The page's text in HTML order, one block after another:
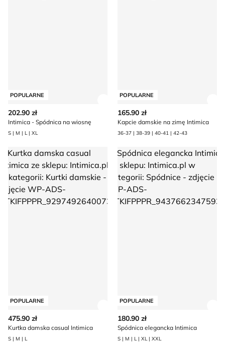
POPULARNE
202.90 zł
Intimica - Spódnica na wiosnę
S | M | L | XL
POPULARNE
165.90 zł
Kapcie damskie na zimę Intimica
36-37 | 38-39 | 40-41 | 42-43
damska casual Intimica
POPULARNE
475.90 zł
Kurtka damska casual Intimica
S | M | L
Spódnica elegancka Intimica
POPULARNE
180.90 zł
Spódnica elegancka Intimica
S | M | L | XL | XXL